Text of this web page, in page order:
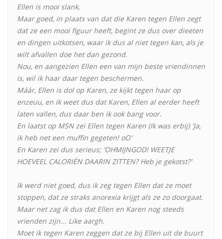
Ellen is mooi slank.
Maar goed, in plaats van dat die Karen tegen Ellen zegt
dat ze een mooi figuur heeft, begint ze dus over dieeten
en dingen uitkotsen, waar ik dus al niet tegen kan, als je
wilt afvallen doe het dan gezond.
Nou, en aangezien Ellen een van mijn beste vriendinnen
is, wil ik haar daar tegen beschermen.
Máár, Ellen is dol op Karen, ze kijkt tegen haar op
enzeuu, en ik weet dus dat Karen, Ellen al eerder heeft
laten vallen, dus daar ben ik ook bang voor.
En laatst op MSN zei Ellen tegen Karen (Ik was erbij) 'Ja,
ik heb net een muffin gegeten! oO'
En Karen zei dus serieus; 'OHMIJNGOD! WEETJE
HOEVEEL CALORIËN DAARIN ZITTEN? Heb je gekotst?'
Ik werd niet goed, dus ik zeg tegen Ellen dat ze moet
stoppen, dat ze straks anorexia krijgt als ze zo doorgaat.
Maar net zag ik dus dat Ellen en Karen nog steeds
vrienden zijn... Like aargh.
Moet ik tegen Karen zeggen dat ze bij Ellen uit de buurt